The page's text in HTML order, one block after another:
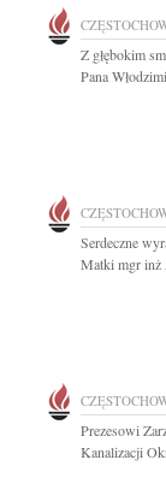
Z głębokim
Pana
Serdeczne
Matki mgr inż
Prezesowi
Kanalizacji